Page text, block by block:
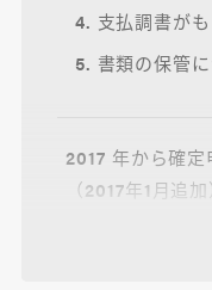
4. 支払調書が
5. 書類の保管
2017 年から確
（2017年1月追加